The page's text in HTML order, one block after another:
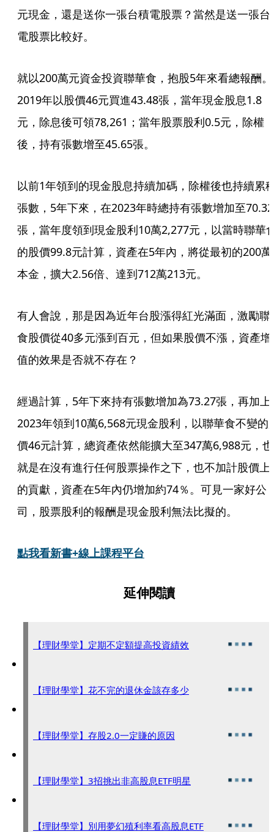
元現金，還是送你一張台積電股票？當然是送一張台
電股票比較好。
就以200萬元資金投資聯華食，抱股5年來看總報酬。
2019年以股價46元買進43.48張，當年現金股息1.8
元，除息後可領78,261；當年股票股利0.5元，除權
後，持有張數增至45.65張。
以前1年領到的現金股息持續加碼，除權後也持續累
張數，5年下來，在2023年時總持有張數增加至70.32
張，當年度領到現金股利10萬2,277元，以當時聯華
的股價99.8元計算，資產在5年內，將從最初的200萬
本金，擴大2.56倍、達到712萬213元。
有人會說，那是因為近年台股漲得紅光滿面，激勵聯
食股價從40多元漲到百元，但如果股價不漲，資產增
值的效果是否就不存在？
經過計算，5年下來持有張數增加為73.27張，再加上
2023年領到10萬6,568元現金股利，以聯華食不變的
價46元計算，總資產依然能擴大至347萬6,988元，也
就是在沒有進行任何股票操作之下，也不加計股價上
的貢獻，資產在5年內仍增加約74％。可見一家好公
司，股票股利的報酬是現金股利無法比擬的。
點我看新書+線上課程平台
延伸閱讀
【理財學堂】定期不定額提高投資績效
【理財學堂】花不完的退休金該存多少
【理財學堂】存股2.0一定賺的原因
【理財學堂】3招挑出非高股息ETF明星
【理財學堂】別用夢幻殖利率看高股息ETF